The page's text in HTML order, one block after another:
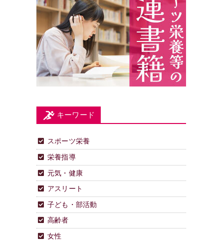
キーワード
スポーツ栄養
栄養指導
元気・健康
アスリート
子ども・部活動
高齢者
女性